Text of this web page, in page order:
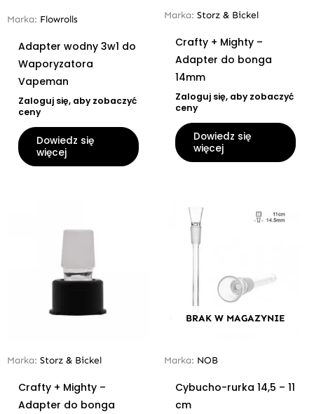
Marka: Flowrolls
Adapter wodny 3w1 do
Waporyzatora
Vapeman
Zaloguj się, aby zobaczyć
ceny
Dowiedz się
więcej
Marka: Storz & Bickel
Crafty + Mighty –
Adapter do bonga
14mm
Zaloguj się, aby zobaczyć
ceny
Dowiedz się
więcej
Marka: Storz & Bickel
Crafty + Mighty –
Adapter do bonga
BRAK W MAGAZYNIE
Marka: NOB
Cybucho-rurka 14,5 – 11
cm